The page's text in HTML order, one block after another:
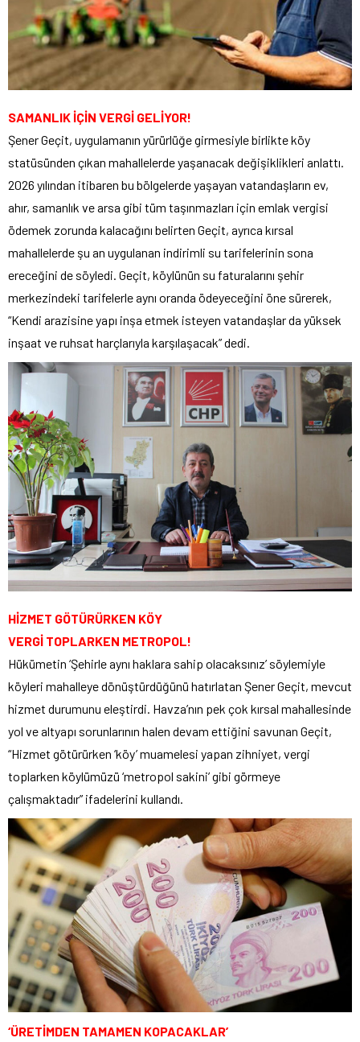
SAMANLIK İÇİN VERGİ GELİYOR!
Şener Geçit, uygulamanın yürürlüğe girmesiyle birlikte köy
statüsünden çıkan mahallelerde yaşanacak değişiklikleri anlattı.
2026 yılından itibaren bu bölgelerde yaşayan vatandaşların ev,
ahır, samanlık ve arsa gibi tüm taşınmazları için emlak vergisi
ödemek zorunda kalacağını belirten Geçit, ayrıca kırsal
mahallelerde şu an uygulanan indirimli su tarifelerinin sona
ereceğini de söyledi. Geçit, köylünün su faturalarını şehir
merkezindeki tarifelerle aynı oranda ödeyeceğini öne sürerek,
“Kendi arazisine yapı inşa etmek isteyen vatandaşlar da yüksek
inşaat ve ruhsat harçlarıyla karşılaşacak” dedi.
HİZMET GÖTÜRÜRKEN KÖY
VERGİ TOPLARKEN METROPOL!
Hükümetin ‘Şehirle aynı haklara sahip olacaksınız’ söylemiyle
köyleri mahalleye dönüştürdüğünü hatırlatan Şener Geçit, mevcut
hizmet durumunu eleştirdi. Havza’nın pek çok kırsal mahallesinde
yol ve altyapı sorunlarının halen devam ettiğini savunan Geçit,
“Hizmet götürürken ‘köy’ muamelesi yapan zihniyet, vergi
toplarken köylümüzü ‘metropol sakini’ gibi görmeye
çalışmaktadır” ifadelerini kullandı.
‘ÜRETİMDEN TAMAMEN KOPACAKLAR’